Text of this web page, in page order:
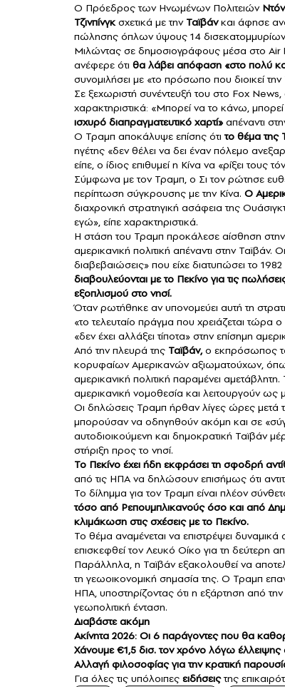
Ο Πρόεδρος των Ηνωμένων Πολιτειών
Τζινπίνγκσχετικά με την Ταϊβάνκαι άφησε
πώλησης όπλων ύψους 14
Μιλώντας σε δημοσιογράφους μέσα στο Air
ανέφερε ότι θα λάβει απόφαση «στο πολύ
συνομιλήσει με «το πρόσωπο που διοικεί
Σε ξεχωριστή συνέντευξή του στο Fox
χαρακτηριστικά: «Μπορεί να το κάνω,
ισχυρό διαπραγματευτικό χαρτί» απέναντι
Ο Τραμπ αποκάλυψε επίσης ότι το θέμα της
ηγέτης «δεν θέλει να δει έναν πόλεμο
είπε, ο ίδιος επιθυμεί η Κίνα να «ρίξει τους
Σύμφωνα με τον Τραμπ, ο Σι τον ρώτησε
περίπτωση σύγκρουσης με την Κίνα. Ο
διαχρονική στρατηγική ασάφεια της
εγώ», είπε χαρακτηριστικά.
Η στάση του Τραμπ προκάλεσε αίσθηση
αμερικανική πολιτική απέναντι στην Ταϊβάν.
διαβεβαιώσεις» που είχε διατυπώσει το
διαβουλεύονται με το Πεκίνο για τις
εξοπλισμού στο νησί.
Όταν ρωτήθηκε αν υπονομεύει αυτή τη
«το τελευταίο πράγμα που χρειάζεται τώρα
«δεν έχει αλλάξει τίποτα» στην επίσημη
Από την πλευρά της Ταϊβάν,ο εκπρόσωπος
κορυφαίων Αμερικανών αξιωματούχων,
αμερικανική πολιτική παραμένει
αμερικανική νομοθεσία και λειτουργούν ως
Οι δηλώσεις Τραμπ ήρθαν λίγες ώρες μετά
μπορούσαν να οδηγηθούν ακόμη και σε
αυτοδιοικούμενη και δημοκρατική Ταϊβάν
στήριξη προς το νησί.
Το Πεκίνο έχει ήδη εκφράσει τη σφοδρή
από τις ΗΠΑ να δηλώσουν επισήμως ότι
Το δίλημμα για τον Τραμπ είναι πλέον
τόσο από Ρεπουμπλικανούς όσο και από
κλιμάκωση στις σχέσεις με το Πεκίνο.
Το θέμα αναμένεται να επιστρέψει δυναμικά
επισκεφθεί τον Λευκό Οίκο για τη δεύτερη
Παράλληλα, η Ταϊβάν εξακολουθεί να
τη γεωοικονομική σημασία της. Ο Τραμπ
ΗΠΑ, υποστηρίζοντας ότι η εξάρτηση από
γεωπολιτική ένταση.
Διαβάστε ακόμη
Ακίνητα 2026: Οι 6 παράγοντες που θα
Χάνουμε €1,5 δισ. τον χρόνο λόγω
Αλλαγή φιλοσοφίας για την κρατική
Για όλες τις υπόλοιπες ειδήσειςτης